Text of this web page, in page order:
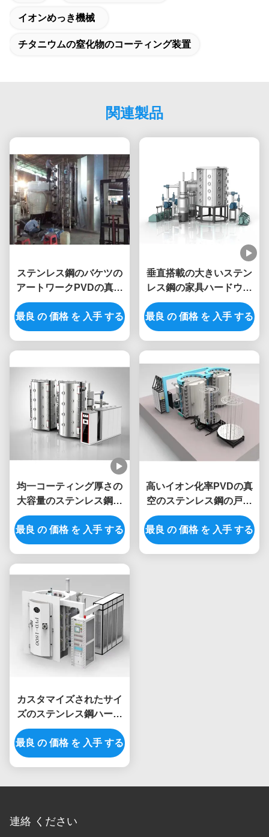
イオンめっき機械
チタニウムの窒化物のコーティング装置
関連製品
ステンレス鋼のバケツの
アートワークPVDの真空
の金色のためのチタニウ
ムの窒化物のコータ
最良 の 価格 を 入手 する
垂直搭載の大きいステン
レス鋼の家具ハードウェ
ア真空PVDの金張り機械
最良 の 価格 を 入手 する
均一コーティング厚さの
大容量のステンレス鋼ス
クリーンの金PVDの真空
のチタニウムの窒化物の
コータ
最良 の 価格 を 入手 する
高いイオン化率PVDの真
空のステンレス鋼の戸枠
の照明ハードウェアのた
めのチタニウムの窒化物
のコータ
最良 の 価格 を 入手 する
カスタマイズされたサイ
ズのステンレス鋼ハード
ウェア戸枠PVDの真空の
物理的な蒸気沈殿機械
最良 の 価格 を 入手 する
連絡 ください